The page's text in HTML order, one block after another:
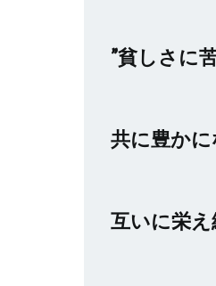
”貧しさに
共に豊かに
互いに栄え